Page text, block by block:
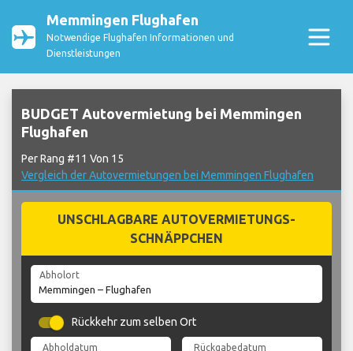
Memmingen Flughafen
Notwendige Flughafen Informationen und
Dienstleistungen
BUDGET Autovermietung bei Memmingen
Flughafen
Per Rang #11 Von 15
Vergleich der Autovermietungen bei Memmingen Flughafen
UNSCHLAGBARE AUTOVERMIETUNGS-
SCHNÄPPCHEN
Abholort
Rückkehr zum selben Ort
Abholdatum Rückgabedatum